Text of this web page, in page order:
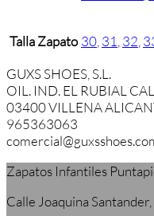
Talla Zapato 30,31,32,
GUXS SHOES, S.L.
OIL. IND. EL RUBIAL
03400 VILLENA
965363063
Zapatos Infantiles
Calle Joaquina